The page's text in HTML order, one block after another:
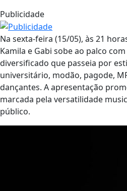
Publicidade
Na sexta-feira (15/05), às 21
Kamila e Gabi sobe ao palco
diversificado que passeia por
universitário, modão, pagode,
dançantes. A apresentação
marcada pela versatilidade
público.